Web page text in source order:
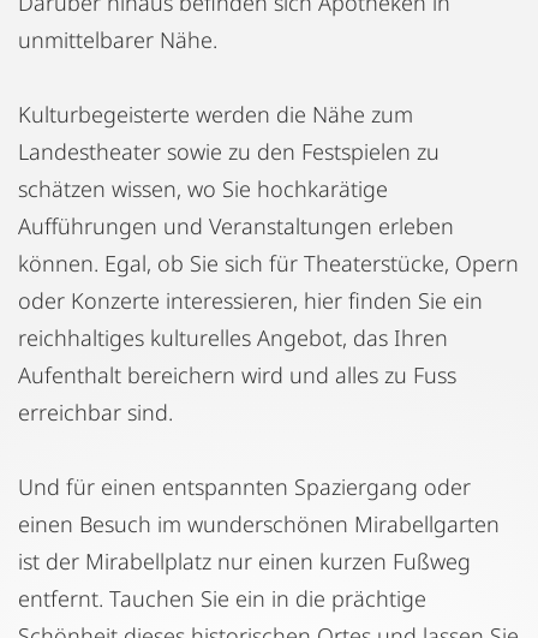
unmittelbarer Nähe.
Kulturbegeisterte werden die Nähe zum
Landestheater sowie zu den Festspielen zu
schätzen wissen, wo Sie hochkarätige
Aufführungen und Veranstaltungen erleben
können. Egal, ob Sie sich für Theaterstücke, Opern
oder Konzerte interessieren, hier finden Sie ein
reichhaltiges kulturelles Angebot, das Ihren
Aufenthalt bereichern wird und alles zu Fuss
erreichbar sind.
Und für einen entspannten Spaziergang oder
einen Besuch im wunderschönen Mirabellgarten
ist der Mirabellplatz nur einen kurzen Fußweg
entfernt. Tauchen Sie ein in die prächtige